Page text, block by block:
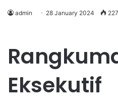
admin 28 January 2024 227
Eksekutif